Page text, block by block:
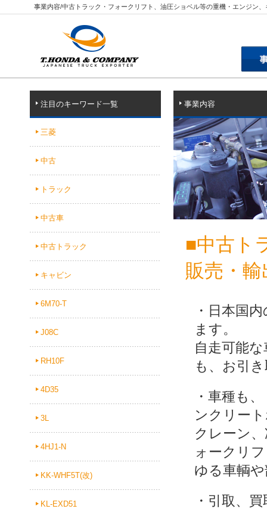
事業内容/中古トラック・フォークリフト、油圧ショベル等の重機・エンジン
注目のキーワード一覧
三菱
中古
トラック
中古車
中古トラック
キャビン
6M70-T
J08C
RH10F
4D35
3L
4HJ1-N
KK-WHF5T(改)
KL-EXD51
事業内容
■中古ト
販売・輸
・日本国
ます。
自走可能
も、お引
・車種も
ンクリー
クレーン
ォークリ
ゆる車輌
・引取、